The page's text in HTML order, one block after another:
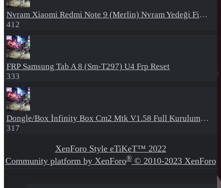
Nvram Xiaomi Redmi Note 9 (Merlin) Nvram Yedeği Fix Nv By Dft Pro
412
FRP Samsung Tab A 8 (Sm-T297) U4 Frp Reset
333
Dongle/Box İnfinity Box Cm2 Mtk V1.58 Full Kurulum+Crack
317
XenForo Style eTiKeT™ 2022
Community platform by XenForo® © 2010-2023 XenForo